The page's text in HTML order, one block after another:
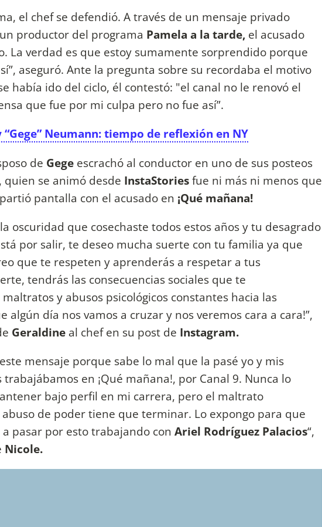
el chef se defendió. A través de un mensaje privado
productor del programa Pamela a la tarde, el acusado
La verdad es que estoy sumamente sorprendido porque
aseguró. Ante la pregunta sobre su recordaba el motivo
había ido del ciclo, él contestó: "el canal no le renovó el
que fue por mi culpa pero no fue así”.
“Gege” Neumann: tiempo de reflexión en NY
de Gege escrachó al conductor en uno de sus posteos
quien se animó desde InstaStoriesfue ni más ni menos que
pantalla con el acusado en ¡Qué mañana!
oscuridad que cosechaste todos estos años y tu desagrado
por salir, te deseo mucha suerte con tu familia ya que
que te respeten y aprenderás a respetar a tus
tendrás las consecuencias sociales que te
y abusos psicológicos constantes hacia las
algún día nos vamos a cruzar y nos veremos cara a cara!”,
Geraldine al chef en su post de Instagram.
mensaje porque sabe lo mal que la pasé yo y mis
en ¡Qué mañana!, por Canal 9. Nunca lo
bajo perfil en mi carrera, pero el maltrato
abuso de poder tiene que terminar. Lo expongo para que
pasar por esto trabajando con Ariel Rodríguez Palacios“,
Nicole.